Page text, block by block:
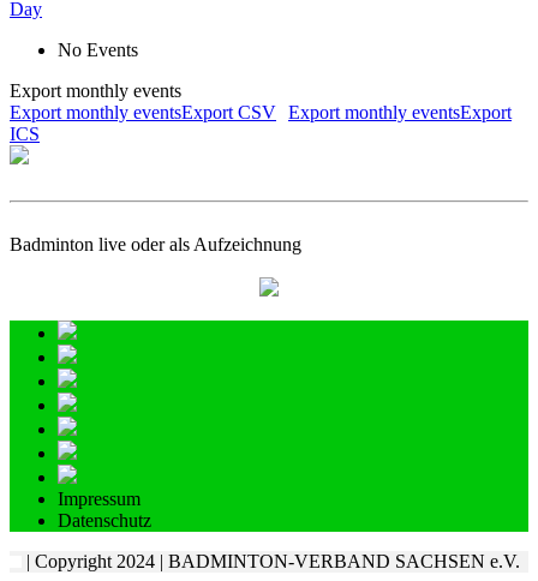
Day
No Events
Export monthly events
Export monthly eventsExport CSV Export monthly eventsExport
ICS
Badminton live oder als Aufzeichnung
Impressum
Datenschutz
| Copyright 2024 | BADMINTON-VERBAND SACHSEN e.V.